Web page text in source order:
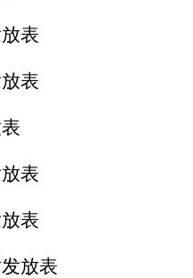
表
表
表
表
放表